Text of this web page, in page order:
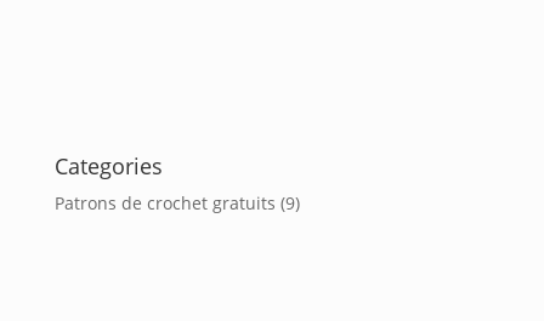
Categories
Patrons de crochet gratuits (9)